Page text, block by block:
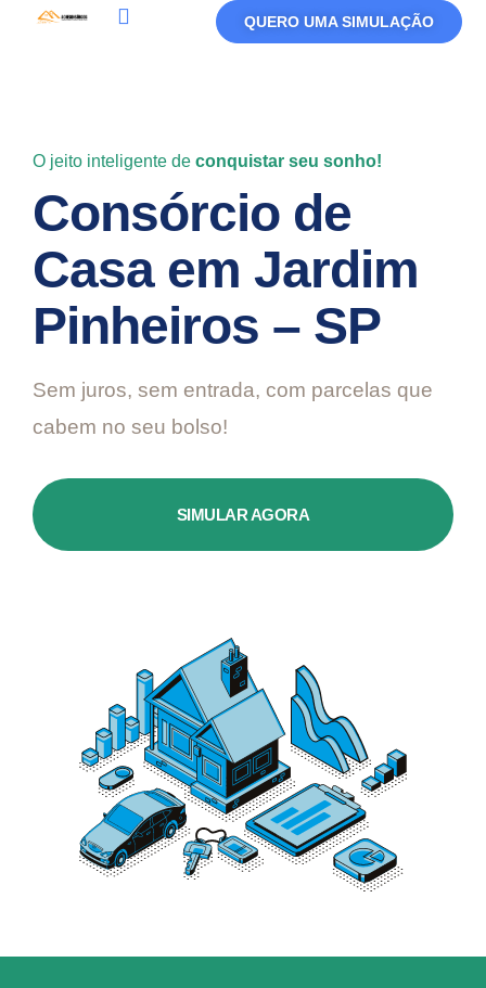
QUERO UMA SIMULAÇÃO
O jeito inteligente de conquistar seu sonho!
Consórcio de
Casa em Jardim
Pinheiros – SP
Sem juros, sem entrada, com parcelas que
cabem no seu bolso!
SIMULAR AGORA